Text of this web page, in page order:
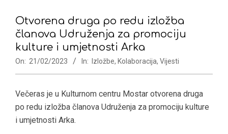
Otvorena druga po redu izložba
članova Udruženja za promociju
kulture i umjetnosti Arka
On: 21/02/2023 In: Izložbe, Kolaboracija, Vijesti
Večeras je u Kulturnom centru Mostar otvorena druga
po redu izložba članova Udruženja za promociju kulture
i umjetnosti Arka.